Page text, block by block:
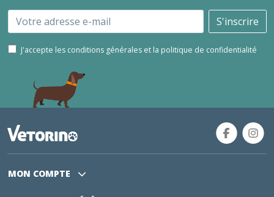
Email S'inscrire
J'accepte les conditions générales et la politique de confidentialité
MON COMPTE